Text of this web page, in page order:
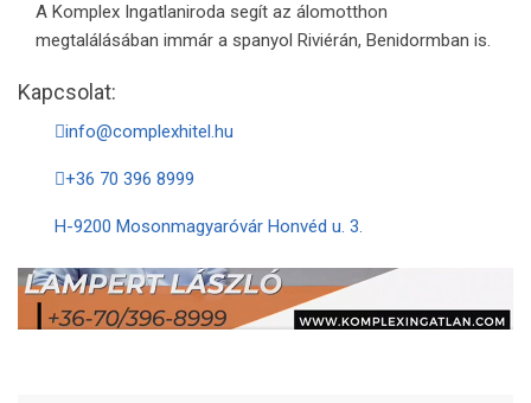
A Komplex Ingatlaniroda segít az álomotthon
megtalálásában immár a spanyol Riviérán, Benidormban is.
Kapcsolat:
info@complexhitel.hu
+36 70 396 8999
H-9200 Mosonmagyaróvár Honvéd u. 3.